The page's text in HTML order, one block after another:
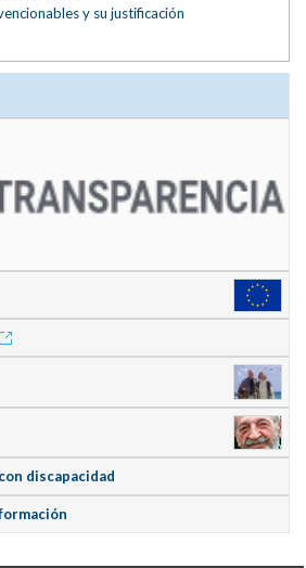
y su justificación
discapacidad